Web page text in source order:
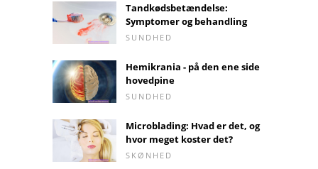
Tandkødsbetændelse:
Symptomer og behandling
SUNDHED
Hemikrania - på den ene side
hovedpine
SUNDHED
Microblading: Hvad er det, og
hvor meget koster det?
SKØNHED